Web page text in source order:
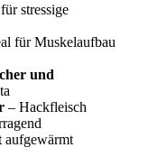
stressige
für Muskelaufbau
und
– Hackfleisch
aufgewärmt